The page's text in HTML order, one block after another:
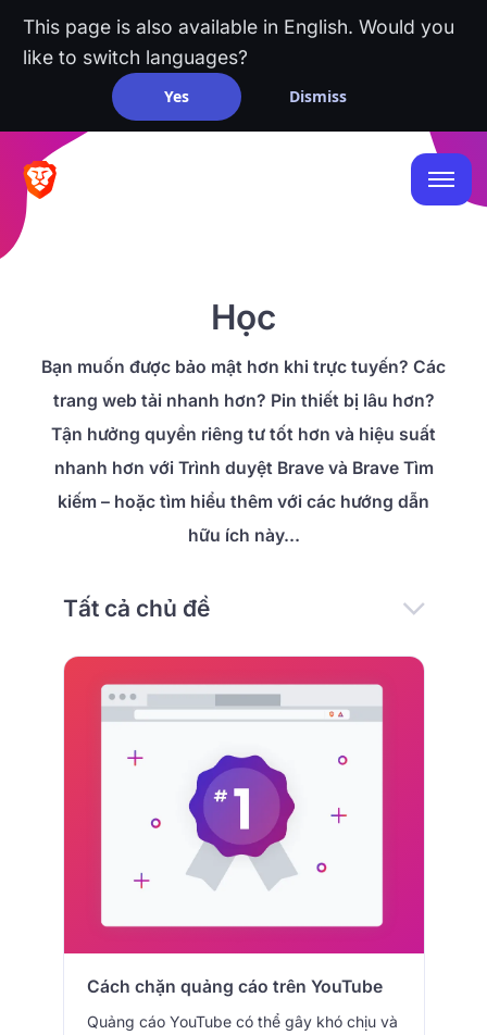
This page is also available in English. Would you
like to switch languages?
Yes Dismiss
Học
Bạn muốn được bảo mật hơn khi trực tuyến? Các
trang web tải nhanh hơn? Pin thiết bị lâu hơn?
Tận hưởng quyền riêng tư tốt hơn và hiệu suất
nhanh hơn với Trình duyệt Brave và Brave Tìm
kiếm – hoặc tìm hiểu thêm với các hướng dẫn
hữu ích này…
Tất cả chủ đề
Cách chặn quảng cáo trên YouTube
Quảng cáo YouTube có thể gây khó chịu và